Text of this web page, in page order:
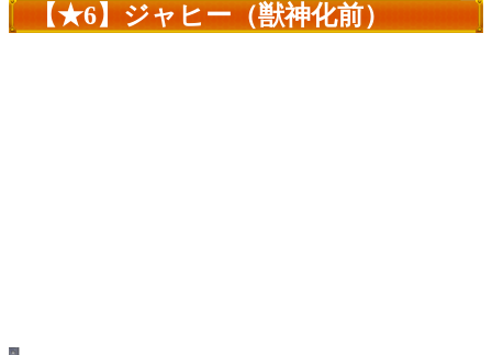
【★6】ジャヒー（獣神化前）